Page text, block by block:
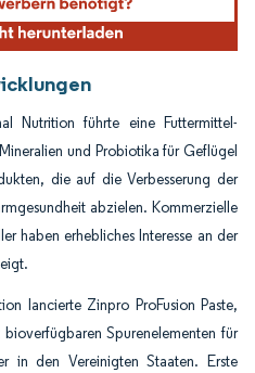
Nutrition führte eine Futtermittel-
und Probiotika für Geflügel
die auf die Verbesserung der
abzielen. Kommerzielle
haben erhebliches Interesse an der
lancierte Zinpro ProFusion Paste,
Spurenelementen für
in den Vereinigten Staaten. Erste